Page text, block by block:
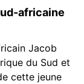
africaine
Jacob
du Sud et
cette jeune